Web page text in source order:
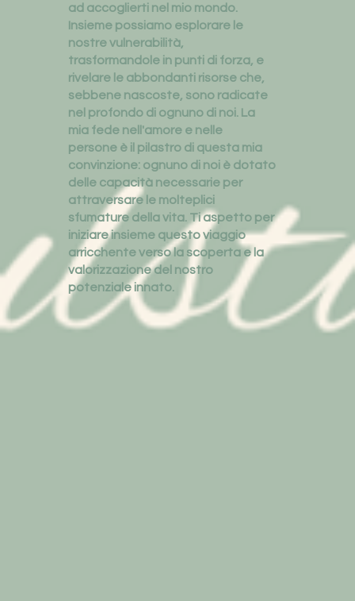
ad accoglierti nel mio mondo.
Insieme possiamo esplorare le
nostre vulnerabilità,
trasformandole in punti di forza, e
rivelare le abbondanti risorse che,
sebbene nascoste, sono radicate
nel profondo di ognuno di noi. La
mia fede nell'amore e nelle
persone è il pilastro di questa mia
convinzione: ognuno di noi è dotato
delle capacità necessarie per
attraversare le molteplici
sfumature della vita. Ti aspetto per
iniziare insieme questo viaggio
arricchente verso la scoperta e la
valorizzazione del nostro
potenziale innato.